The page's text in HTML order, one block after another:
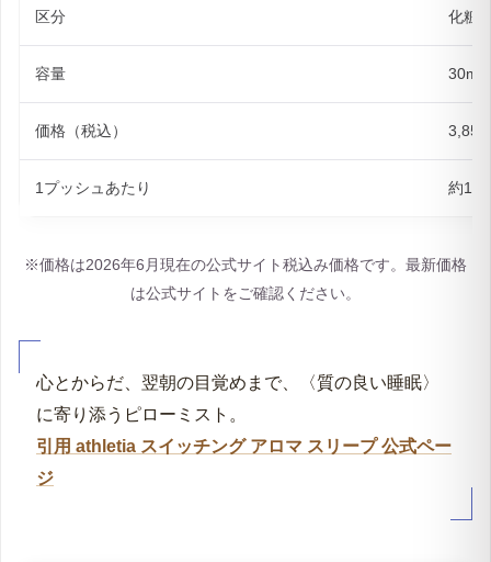
区分 化粧
容量 30ml
価格（税込） 3,850
1プッシュあたり 約19
※価格は2026年6月現在の公式サイト税込み価格です。最新価格
は公式サイトをご確認ください。
心とからだ、翌朝の目覚めまで、〈質の良い睡眠〉
に寄り添うピローミスト。
引用 athletia スイッチング アロマ スリープ 公式ペー
ジ